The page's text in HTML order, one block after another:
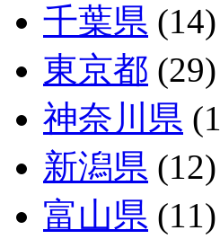
千葉県 (14)
東京都 (29)
神奈川県
新潟県 (12)
富山県 (11)